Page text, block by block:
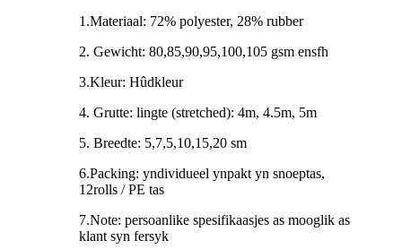
1.Materiaal: 72% polyester, 28% rubber
2. Gewicht: 80,85,90,95,100,105 gsm ensfh
3.Kleur: Hûdkleur
4. Grutte: lingte (stretched): 4m, 4.5m, 5m
5. Breedte: 5,7,5,10,15,20 sm
6.Packing: yndividueel ynpakt yn snoeptas,
12rolls / PE tas
7.Note: persoanlike spesifikaasjes as mooglik as
klant syn fersyk